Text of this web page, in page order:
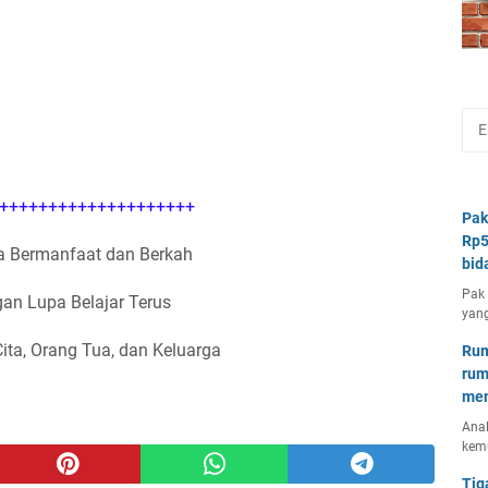
Bermanfaat dan Berkah
Lupa Belajar Terus
Orang Tua, dan Keluarga